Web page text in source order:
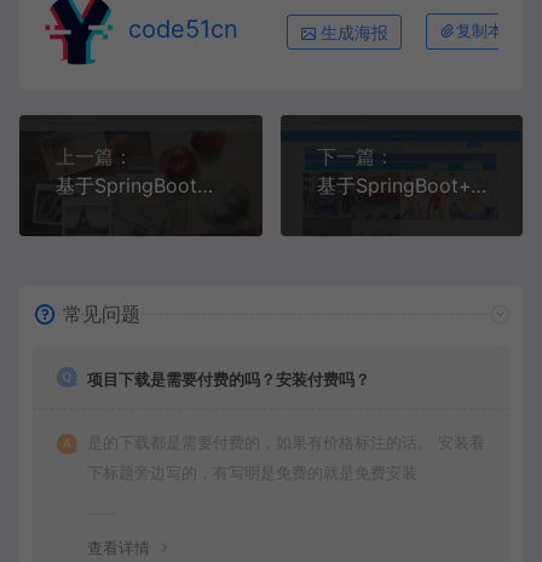
code51cn 生成海报 复制本文链
上一篇：
基于SpringBoot+MySQL+Vue前后端分离的餐饮管理系统(附论文)
下一篇：
基于SpringBoot+Vue+MySQL前后端分离的校园组团拼团系统
常见问题
项目下载是需要付费的吗？安装付费吗？
是的下载都是需要付费的，如果有价格标注的话。 安装看
下标题旁边写的，有写明是免费的就是免费安装
查看详情